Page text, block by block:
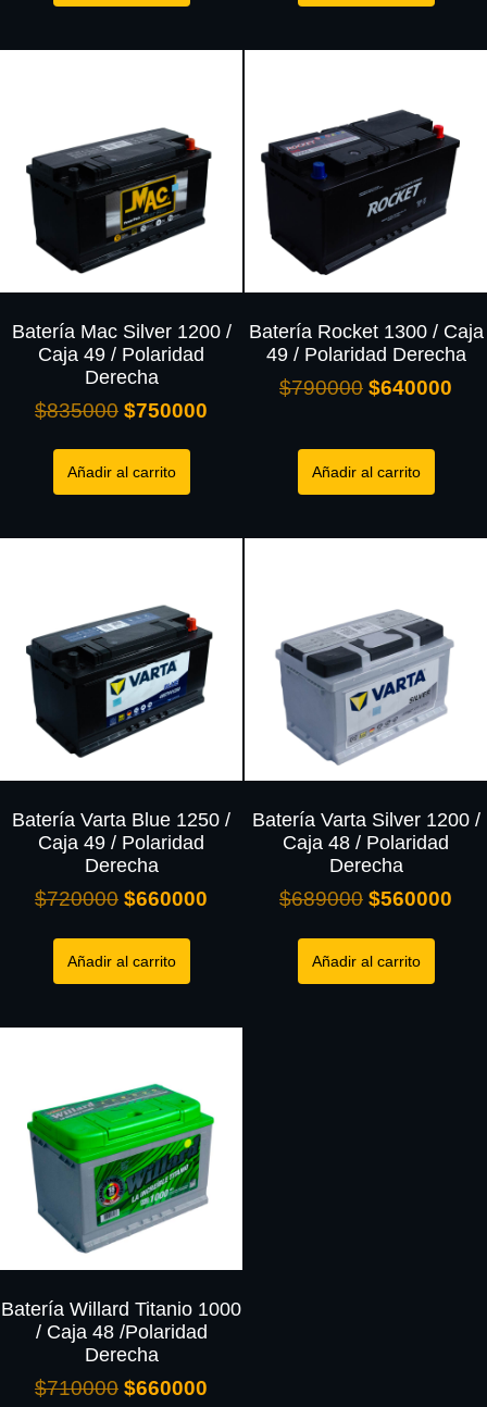
Batería Mac Silver 1200 /
Caja 49 / Polaridad
Derecha
$835000 $750000
Añadir al carrito
Batería Rocket 1300 / Caja
49 / Polaridad Derecha
$790000 $640000
Añadir al carrito
Batería Varta Blue 1250 /
Caja 49 / Polaridad
Derecha
$720000 $660000
Añadir al carrito
Batería Varta Silver 1200 /
Caja 48 / Polaridad
Derecha
$689000 $560000
Añadir al carrito
Batería Willard Titanio 1000
/ Caja 48 /Polaridad
Derecha
$710000 $660000